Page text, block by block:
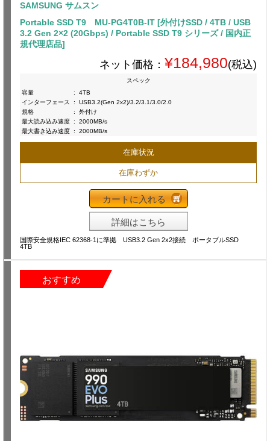
SAMSUNG サムスン
Portable SSD T9 MU-PG4T0B-IT [外付けSSD / 4TB / USB
3.2 Gen 2×2 (20Gbps) / Portable SSD T9 シリーズ / 国内正
規代理店品]
ネット価格： ¥184,980(税込)
スペック
容量
:
4TB
インターフェース
:
USB3.2(Gen 2x2)/3.2/3.1/3.0/2.0
規格
:
外付け
最大読み込み速度 :
2000MB/s
最大書き込み速度 : 2000MB/s
在庫状況
在庫わずか
カートに入れる
詳細はこちら
国際安全規格IEC 62368-1に準拠 USB3.2 Gen 2x2接続 ポータブルSSD
4TB
おすすめ